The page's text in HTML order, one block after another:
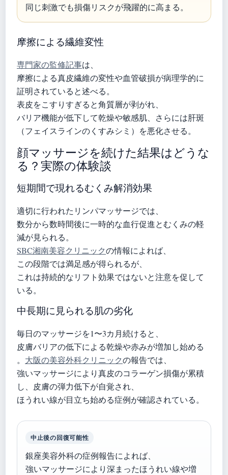
同じ刺激でも損傷リスクが飛躍的に高まる。
摩擦による繊維変性
専門家の監修記事は、
摩擦による真皮繊維の変性や血管破損が病理学的に
証明されていると述べる。
表皮をこすりすぎると角質層が剥がれ、
バリア機能が低下して乾燥や敏感肌、さらには肝斑
（フェイスラインのくすみシミ）を悪化させる。
顔マッサージを続けた結果はどうな
る？実際の体験談
短期間で現れるむくみ解消効果
適切に行われたリンパマッサージでは、
数分から数時間後に一時的な血行促進とむくみの軽
減が見られる。
SBC湘南美容クリニックの情報によれば、
この段階では満足感が得られるが、
これは持続的なリフト効果ではないと注意を促して
いる。
中長期に見られる肌の劣化
毎日のマッサージを1〜3カ月続けると、
皮膚バリアの低下による乾燥や赤みが増加し始める
。 大阪の美容外科クリニックの報告では、
強いマッサージにより真皮のコラーゲン損傷が累積
し、皮膚の弾力低下が自覚され、
ほうれい線が目立ち始める症例が確認されている。
中止後の回復可能性
銀座美容外科の症例報告によれば、
強いマッサージにより深まったほうれい線や増